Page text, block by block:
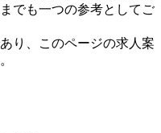
でも一つの参考としてご
り、このページの求人案